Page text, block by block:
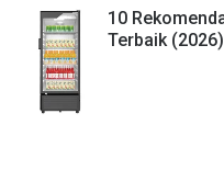
10
Terbaik (2026)